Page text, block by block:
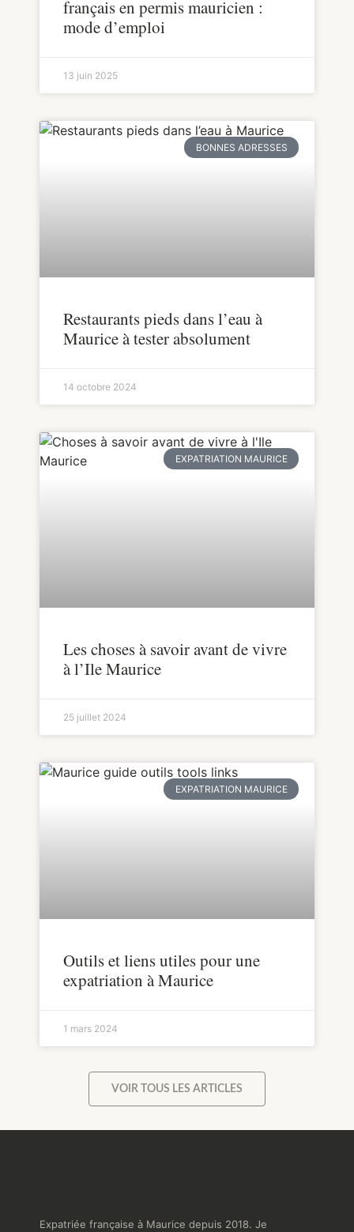
français en permis mauricien :
mode d’emploi
13 juin 2025
BONNES ADRESSES
Restaurants pieds dans l’eau à
Maurice à tester absolument
14 octobre 2024
EXPATRIATION MAURICE
Les choses à savoir avant de vivre
à l’Ile Maurice
25 juillet 2024
EXPATRIATION MAURICE
Outils et liens utiles pour une
expatriation à Maurice
1 mars 2024
VOIR TOUS LES ARTICLES
Expatriée française à Maurice depuis 2018. Je